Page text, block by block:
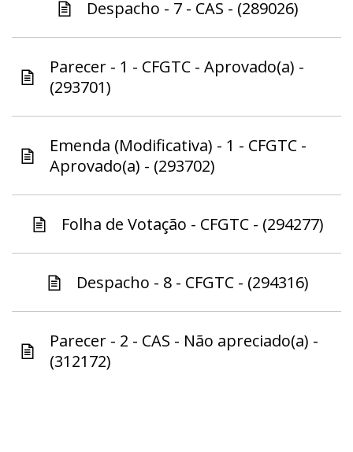
Despacho - 7 - CAS - (289026)
Parecer - 1 - CFGTC - Aprovado(a) -
(293701)
Emenda (Modificativa) - 1 - CFGTC -
Aprovado(a) - (293702)
Folha de Votação - CFGTC - (294277)
Despacho - 8 - CFGTC - (294316)
Parecer - 2 - CAS - Não apreciado(a) -
(312172)